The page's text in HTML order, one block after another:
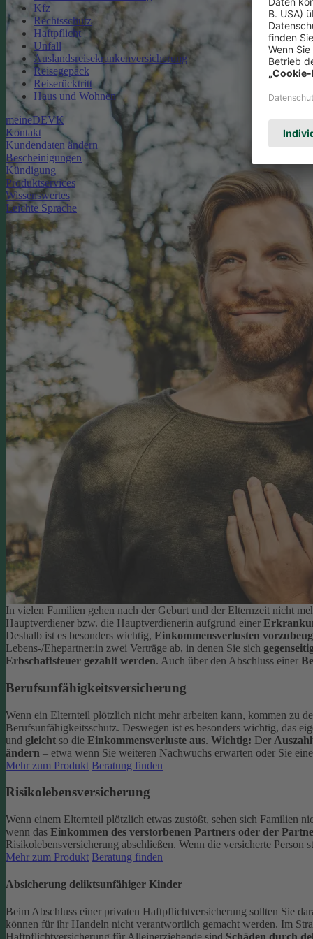
Kfz
Rechtsschutz
Haftpflicht
Unfall
Auslandsreisekrankenversicherung
Reisegepäck
Reiserücktritt
Haus und Wohnen
meineDEVK
Kontakt
Kundendaten ändern
Bescheinigungen
Kündigung
Produktservices
Wissenswertes
Leichte Sprache
In vielen Familien gehen nach der Geburt und der Elternzeit nicht
Hauptverdiener bzw. die Hauptverdienerin aufgrund einer
Deshalb ist es besonders wichtig, Einkommensverlusten
Lebens-/Ehepartner:in zwei Verträge ab, in denen Sie sich
Erbschaftsteuer gezahlt werden. Auch über den Abschluss einer
Berufsunfähigkeitsversicherung
Wenn ein Elternteil plötzlich nicht mehr arbeiten kann, kommen zu
Berufsunfähigkeitsschutz. Deswegen ist es besonders wichtig, das
und gleicht so die Einkommensverluste aus. Wichtig: Der
ändern – etwa wenn Sie weiteren Nachwuchs erwarten oder Sie
Mehr zum Produkt Beratung finden
Risikolebensversicherung
Wenn einem Elternteil plötzlich etwas zustößt, sehen sich Familien
wenn das Einkommen des verstorbenen Partners oder der
Risikolebensversicherung abschließen. Wenn die versicherte Person
Mehr zum Produkt Beratung finden
Absicherung deliktsunfähiger Kinder
Beim Abschluss einer privaten Haftpflichtversicherung sollten Sie
können für ihr Handeln nicht verantwortlich gemacht werden. Im